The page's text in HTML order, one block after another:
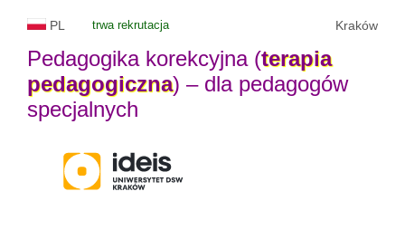
PL trwa rekrutacja Kraków
Pedagogika korekcyjna (terapia
pedagogiczna) – dla pedagogów
specjalnych